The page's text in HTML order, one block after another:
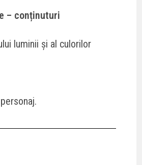
– conținuturi
luminii și al culorilor